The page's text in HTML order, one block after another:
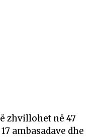
zhvillohet në 47
ambasadave dhe